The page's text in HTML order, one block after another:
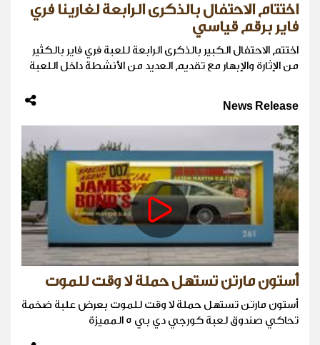
اختتام الاحتفال بالذكرى الرابعة لغارينا فري
فاير برقم قياسي
اختتم الاحتفال الكبير بالذكرى الرابعة للعبة فري فاير بالكثير
من الإثارة والإبهار مع تقديم العديد من الأنشطة داخل اللعبة
News Release
أستون مارتن تستهل حملة لا وقت للموت
أستون مارتن تستهل حملة لا وقت للموت بعرض علبة ضخمة
تحاكي صندوق لعبة كورجي دي بي 5 المميزة